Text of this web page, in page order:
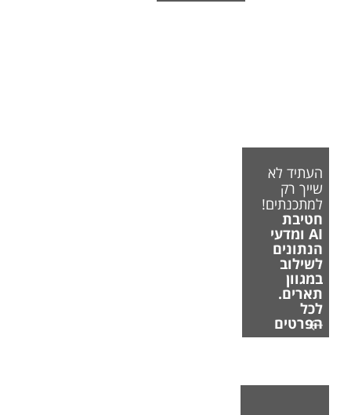
העתיד לא
שייך רק
למתכנתים!
חטיבת
AI ומדעי
הנתונים
לשילוב
במגוון
תארים.
לכל
הפרטים